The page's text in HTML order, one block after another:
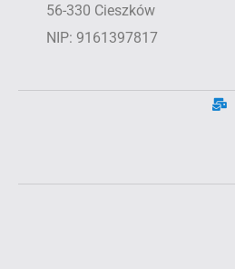
56-330 Cieszków
NIP: 9161397817